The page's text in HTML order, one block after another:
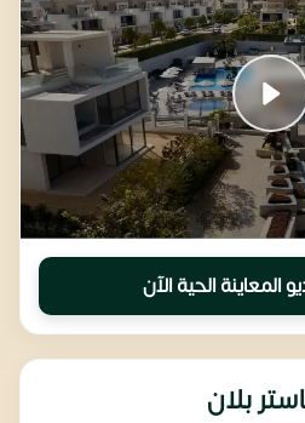
المعاينة الحية الآن
بلان